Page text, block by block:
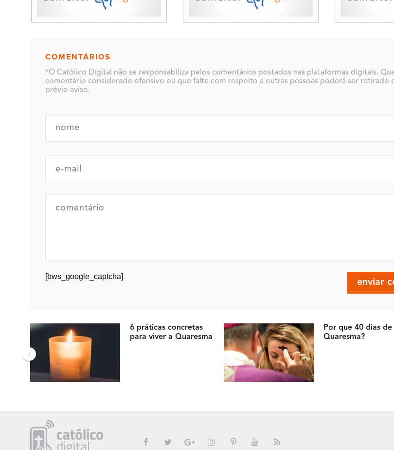
COMENTÁRIOS
*O Católico Digital não se responsabiliza pelos comentários postados nas plataformas digitais.
comentário considerado ofensivo ou que falte com respeito a outras pessoas poderá ser retirado
prévio aviso.
[bws_google_captcha]
6 práticas concretas
para viver a Quaresma
Por que 40 dias de
Quaresma?
‹